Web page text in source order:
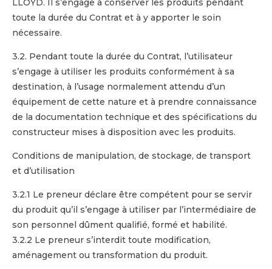
LLOYD. Il s’engage à conserver les produits pendant
toute la durée du Contrat et à y apporter le soin
nécessaire.
3.2. Pendant toute la durée du Contrat, l’utilisateur
s’engage à utiliser les produits conformément à sa
destination, à l’usage normalement attendu d’un
équipement de cette nature et à prendre connaissance
de la documentation technique et des spécifications du
constructeur mises à disposition avec les produits.
Conditions de manipulation, de stockage, de transport
et d’utilisation
3.2.1 Le preneur déclare être compétent pour se servir
du produit qu’il s’engage à utiliser par l’intermédiaire de
son personnel dûment qualifié, formé et habilité.
3.2.2 Le preneur s’interdit toute modification,
aménagement ou transformation du produit.